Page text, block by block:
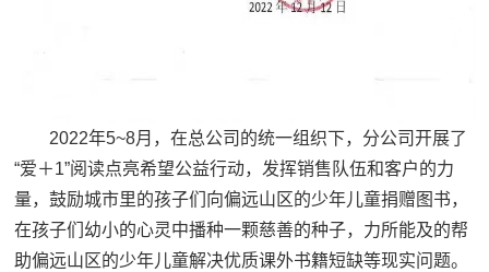
2022年5~8月，在总公司的统一组织下，分公司开展了
“爱＋1”阅读点亮希望公益行动，发挥销售队伍和客户的力
量，鼓励城市里的孩子们向偏远山区的少年儿童捐赠图书，
在孩子们幼小的心灵中播种一颗慈善的种子，力所能及的帮
助偏远山区的少年儿童解决优质课外书籍短缺等现实问题。